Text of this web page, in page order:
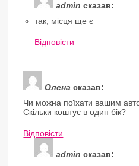
admin сказав:
так, місця ще є
Відповіcти
Олена сказав:
Чи можна поїхати вашим
Скільки коштує в один бік?
Відповіcти
admin сказав: